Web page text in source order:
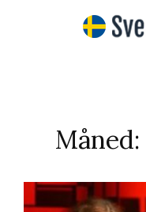
Måned: